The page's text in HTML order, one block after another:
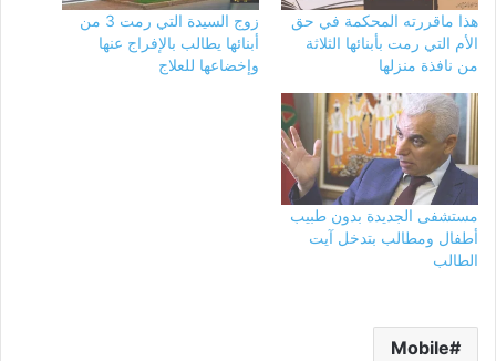
هذا ماقررته المحكمة في حق
الأم التي رمت بأبنائها الثلاثة
من نافذة منزلها
زوج السيدة التي رمت 3 من
أبنائها يطالب بالإفراج عنها
وإخضاعها للعلاج
مستشفى الجديدة بدون طبيب
أطفال ومطالب بتدخل آيت
الطالب
Mobile